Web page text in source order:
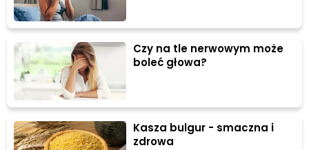
Czy na tle nerwowym może
boleć głowa?
Kasza bulgur - smaczna i
zdrowa